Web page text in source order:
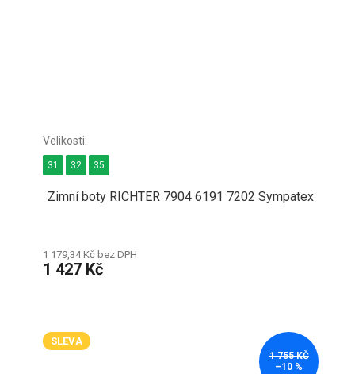
Zimní boty RICHTER 7904 6191 7202 Sympatex
1 179,34 Kč bez DPH
1 427 Kč
31 32 35
SLEVA
1 755 KČ
–10 %